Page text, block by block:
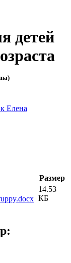
детей
Елена
Размер
14.53
КБ